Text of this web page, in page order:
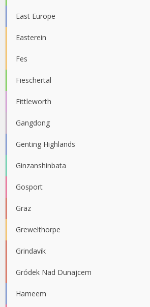
East Europe
Easterein
Fes
Fieschertal
Fittleworth
Gangdong
Genting Highlands
Ginzanshinbata
Gosport
Graz
Grewelthorpe
Grindavik
Gródek Nad Dunajcem
Hameem